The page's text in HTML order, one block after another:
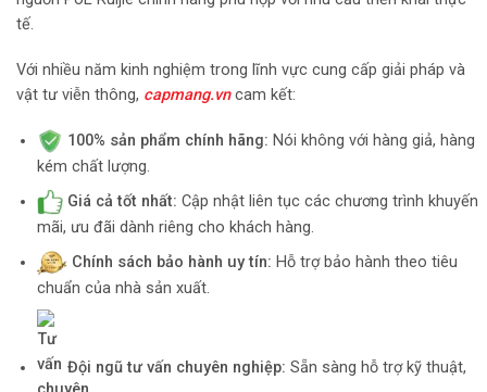
tế.
Với nhiều năm kinh nghiệm trong lĩnh vực cung cấp giải pháp và
vật tư viễn thông, capmang.vncam kết:
100% sản phẩm chính hãng: Nói không với hàng giả, hàng
kém chất lượng.
Giá cả tốt nhất: Cập nhật liên tục các chương trình khuyến
mãi, ưu đãi dành riêng cho khách hàng.
Chính sách bảo hành uy tín: Hỗ trợ bảo hành theo tiêu
chuẩn của nhà sản xuất.
Đội ngũ tư vấn chuyên nghiệp: Sẵn sàng hỗ trợ kỹ thuật,